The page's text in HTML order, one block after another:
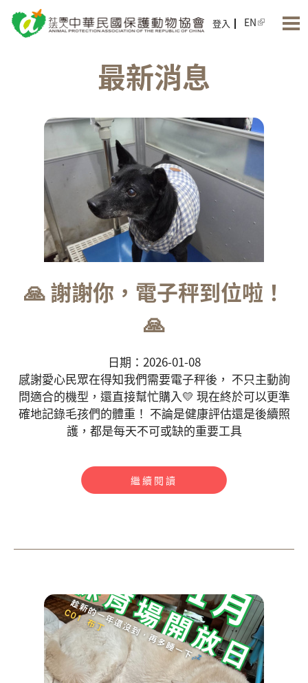
登入 EN
最新消息
🙏 謝謝你，電子秤到位啦！
🙏
日期：2026-01-08
感謝愛心民眾在得知我們需要電子秤後， 不只主動詢
問適合的機型，還直接幫忙購入💛 現在終於可以更準
確地記錄毛孩們的體重！ 不論是健康評估還是後續照
護，都是每天不可或缺的重要工具
繼續閱讀